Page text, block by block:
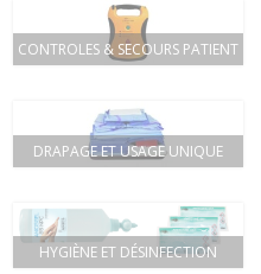
CONTROLES & SECOURS PATIENT
DRAPAGE ET USAGE UNIQUE
HYGIÈNE ET DÉSINFECTION